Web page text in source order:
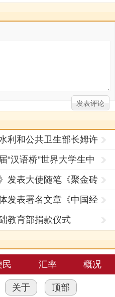
利和公共卫生部长姆许
“汉语桥”世界大学生中
发表大使随笔《聚金砖
发表署名文章《中国经
教育部捐款仪式
民 汇率 概况
关于 顶部